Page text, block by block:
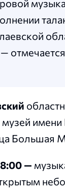
имени
Большая
—